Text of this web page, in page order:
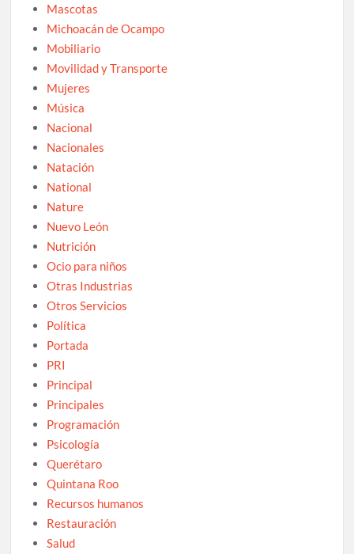
Mascotas
Michoacán de Ocampo
Mobiliario
Movilidad y Transporte
Mujeres
Música
Nacional
Nacionales
Natación
National
Nature
Nuevo León
Nutrición
Ocio para niños
Otras Industrias
Otros Servicios
Política
Portada
PRI
Principal
Principales
Programación
Psicología
Querétaro
Quintana Roo
Recursos humanos
Restauración
Salud